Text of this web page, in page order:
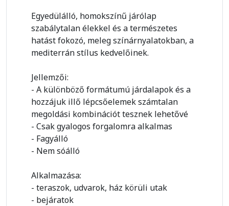
Egyedülálló, homokszínű járólap
szabálytalan élekkel és a természetes
hatást fokozó, meleg színárnyalatokban, a
mediterrán stílus kedvelőinek.
Jellemzői:
- A különböző formátumú járdalapok és a
hozzájuk illő lépcsőelemek számtalan
megoldási kombinációt tesznek lehetővé
- Csak gyalogos forgalomra alkalmas
- Fagyálló
- Nem sóálló
Alkalmazása:
- teraszok, udvarok, ház körüli utak
- bejáratok